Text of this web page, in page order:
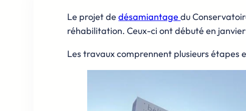
Le projet dedésamiantagedu
réhabilitation. Ceux-ci ont débuté en
Les travaux comprennent plusieurs étapes